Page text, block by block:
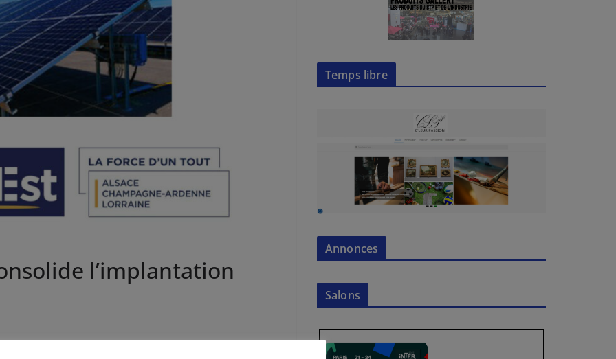
l’implantation
les élus de la Commission permanente ont alloué une aide de
Temps libre
Annonces
Salons